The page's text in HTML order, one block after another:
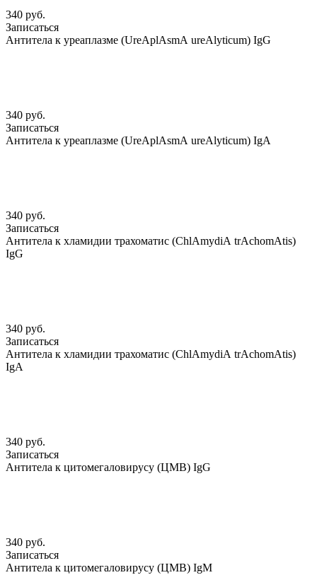
340 руб.
Записаться
Антитела к уреаплазме (UreАplАsmА ureАlyticum) IgG
340 руб.
Записаться
Антитела к уреаплазме (UreАplАsmА ureАlyticum) IgА
340 руб.
Записаться
Антитела к хламидии трахоматис (ChlАmydiА trАchomАtis)
IgG
340 руб.
Записаться
Антитела к хламидии трахоматис (ChlАmydiА trАchomАtis)
IgА
340 руб.
Записаться
Антитела к цитомегаловирусу (ЦМВ) IgG
340 руб.
Записаться
Антитела к цитомегаловирусу (ЦМВ) IgМ